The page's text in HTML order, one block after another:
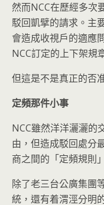
然而NCC在歷經多次
駁回凱擘的請求。主
會造成收視戶的適應
NCC訂定的上下架規
但這是不是真正的否
定頻那件小事
NCC雖然洋洋灑灑的
由，但造成駁回處分
商之間的「定頻規則
除了老三台公廣集團
統，還有着渭涇分明